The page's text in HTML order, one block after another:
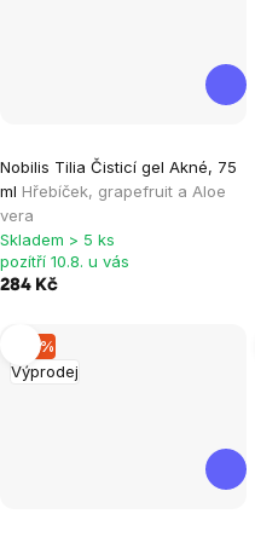
Nobilis Tilia Čisticí gel Akné, 75
ml Hřebíček, grapefruit a Aloe
vera
Skladem > 5 ks
pozítří 10.8. u vás
284 Kč
Výprodej
–15 %